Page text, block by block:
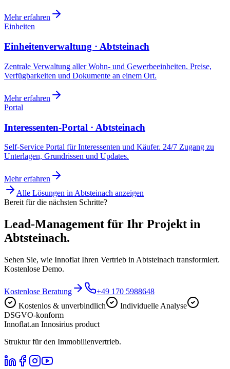
Mehr erfahren
Einheiten
Einheitenverwaltung · Abtsteinach
Zentrale Verwaltung aller Wohn- und Gewerbeeinheiten. Preise,
Verfügbarkeiten und Dokumente an einem Ort.
Mehr erfahren
Portal
Interessenten-Portal · Abtsteinach
Self-Service Portal für Interessenten und Käufer. 24/7 Zugang zu
Unterlagen, Grundrissen und Updates.
Mehr erfahren
Alle Lösungen in Abtsteinach anzeigen
Bereit für die nächsten Schritte?
Lead-Management für Ihr Projekt in
Abtsteinach.
Sehen Sie, wie Innoflat Ihren Vertrieb in Abtsteinach transformiert.
Kostenlose Demo.
Kostenlose Beratung
+49 170 5988648
Kostenlos & unverbindlich
Individuelle Analyse
DSGVO-konform
Innoflat.an Innosirius product
Struktur für den Immobilienvertrieb.